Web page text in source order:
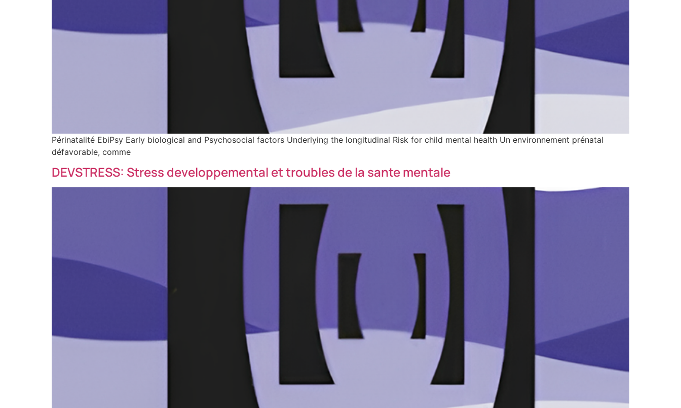
Périnatalité EbiPsy Early biological and Psychosocial factors Underlying the longitudinal Risk for child mental health Un environnement prénatal
défavorable, comme
DEVSTRESS: Stress developpemental et troubles de la sante mentale